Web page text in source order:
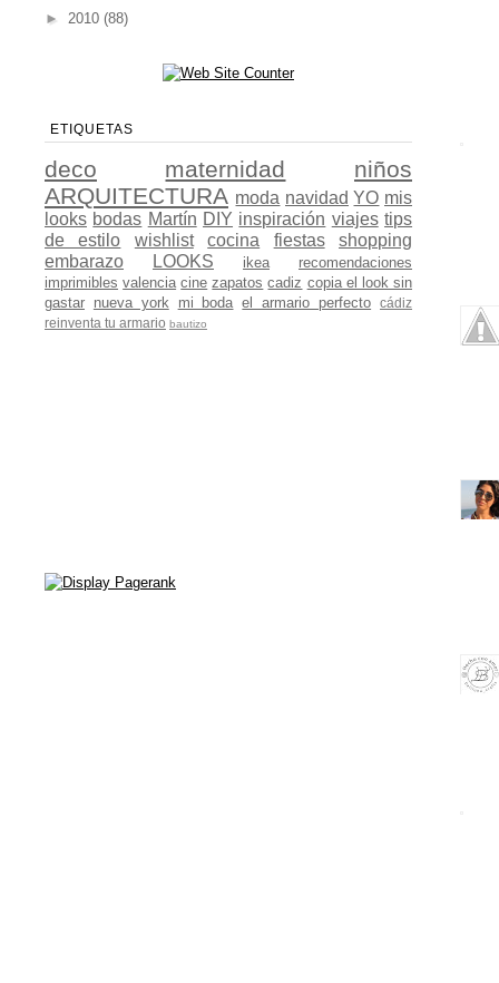
► 2010 (88)
ETIQUETAS
deco maternidad
niños
ARQUITECTURA moda navidad YO mis
looks bodas Martín DIY inspiración viajes tips
de estilo
wishlist cocina fiestas
shopping
embarazo
LOOKS ikea
recomendaciones
imprimibles valencia cine zapatos cadiz copia el look sin
gastar nueva york mi boda el armario perfecto
cádiz
reinventa tu armario bautizo